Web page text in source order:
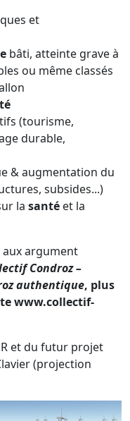
et
bâti, atteinte grave à
ou même classés
(tourisme,
durable,
& augmentation du
subsides...)
la santé et la
aux argument
Condroz –
authentique, plus
www.collectif-
et du futur projet
(projection